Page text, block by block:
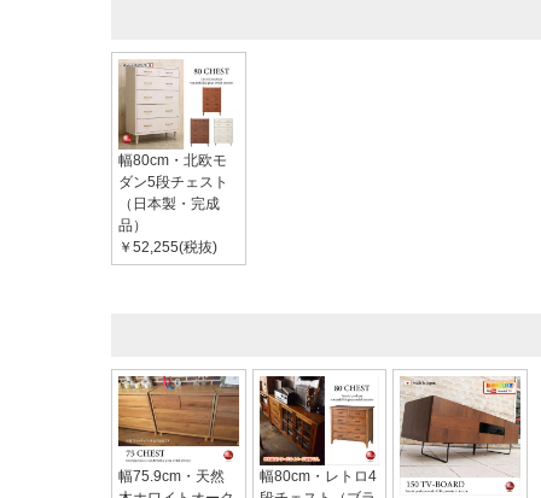
幅80cm・北欧モ
ダン5段チェスト
（日本製・完成
品）
￥52,255(税抜)
幅75.9cm・天然
幅80cm・レトロ4